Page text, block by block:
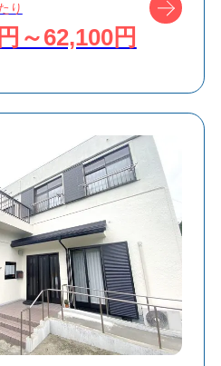
り
～62,100円